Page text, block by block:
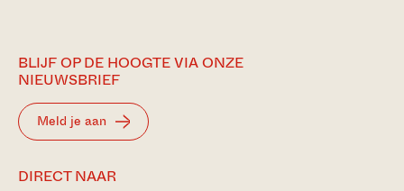
BLIJF OP DE HOOGTE VIA ONZE
NIEUWSBRIEF
Meld je aan
DIRECT NAAR